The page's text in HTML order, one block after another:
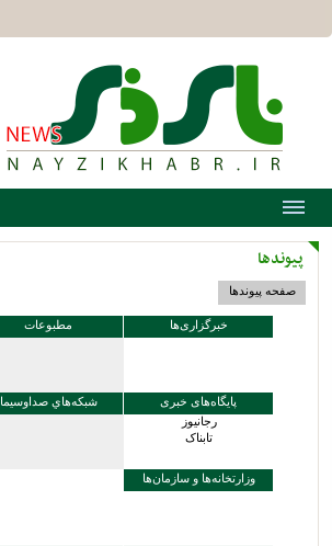
پیوندها
صفحه پيوندها
خبرگزاری‌ها مطبوعات
پایگاه‌های خبری
رجانیوز
تابناک
شبکه‌هاي صداوسيما
وزارتخانه‌ها و سازمان‌ها